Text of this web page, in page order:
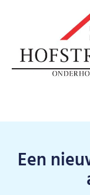
Een